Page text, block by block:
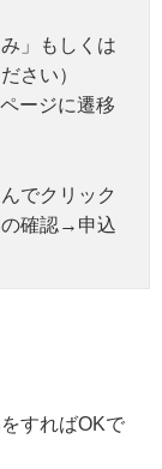
」もしくは
さい）
ージに遷移
でクリック
確認→申込
すればOKで